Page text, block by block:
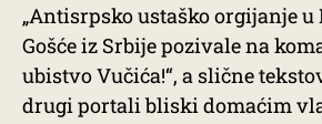
„Antisrpsko ustaško orgijanje
Gošće iz Srbije pozivale na
ubistvo Vučića!“, a slične
drugi portali bliski domaćim